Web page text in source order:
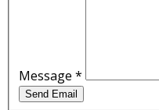
Message *
Send Email